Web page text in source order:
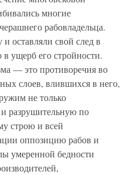
многие
рабовладельца.
оставляли свой след в
ущерб его стройности.
— это противоречия во
слоев, влившихся в него,
не только
разрушительную по
строю и всей
оппозицию рабов и
умеренной бедности